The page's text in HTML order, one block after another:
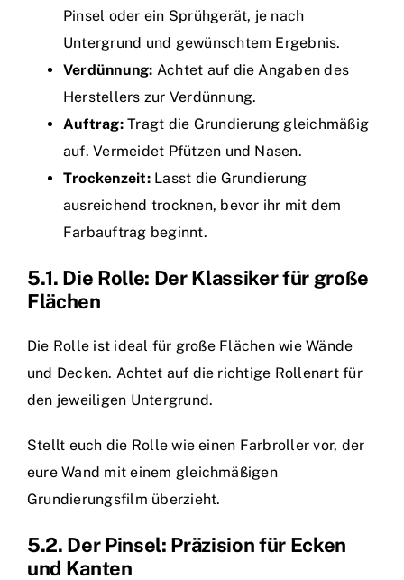
Pinsel oder ein Sprühgerät, je nach
Untergrund und gewünschtem Ergebnis.
Verdünnung: Achtet auf die Angaben des
Herstellers zur Verdünnung.
Auftrag:Tragt die Grundierung gleichmäßig
auf. Vermeidet Pfützen und Nasen.
Trockenzeit:Lasst die Grundierung
ausreichend trocknen, bevor ihr mit dem
Farbauftrag beginnt.
5.1. Die Rolle: Der Klassiker für große
Flächen
Die Rolle ist ideal für große Flächen wie Wände
und Decken. Achtet auf die richtige Rollenart für
den jeweiligen Untergrund.
Stellt euch die Rolle wie einen Farbroller vor, der
eure Wand mit einem gleichmäßigen
Grundierungsfilm überzieht.
5.2. Der Pinsel: Präzision für Ecken
und Kanten